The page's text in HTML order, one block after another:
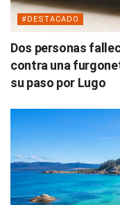
#DESTACADO
Dos personas
contra una
su paso por Lugo